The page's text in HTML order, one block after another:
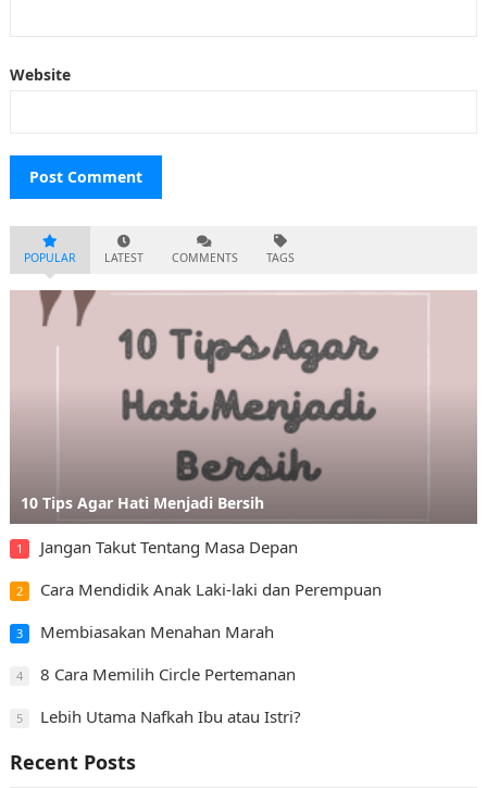
Website
POPULAR LATEST COMMENTS TAGS
10 Tips Agar Hati Menjadi Bersih
1 Jangan Takut Tentang Masa Depan
2 Cara Mendidik Anak Laki-laki dan Perempuan
3 Membiasakan Menahan Marah
4 8 Cara Memilih Circle Pertemanan
5 Lebih Utama Nafkah Ibu atau Istri?
Recent Posts